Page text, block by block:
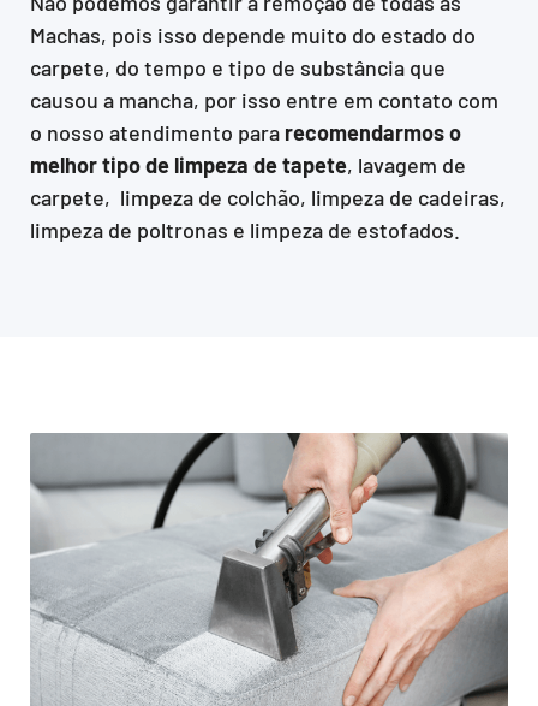
Machas, pois isso depende muito do estado do
carpete, do tempo e tipo de substância que
causou a mancha, por isso entre em contato com
o nosso atendimento para recomendarmos o
melhor tipo de limpeza de tapete, lavagem de
carpete, limpeza de colchão, limpeza de cadeiras,
limpeza de poltronas e limpeza de estofados.